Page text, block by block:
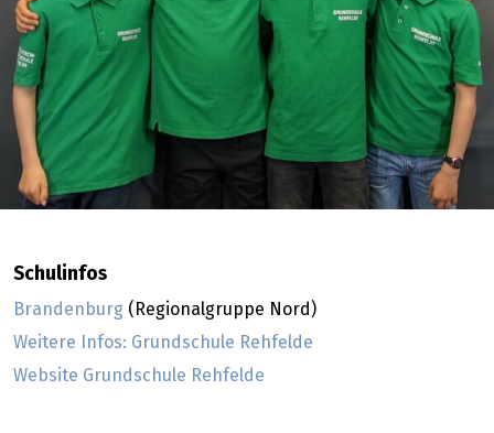
Schulinfos
Brandenburg (Regionalgruppe Nord)
Weitere Infos: Grundschule Rehfelde
Website Grundschule Rehfelde